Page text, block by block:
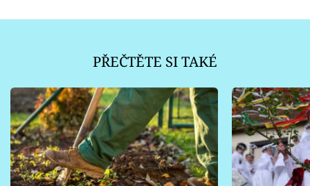
PŘEČTĚTE SI TAKÉ